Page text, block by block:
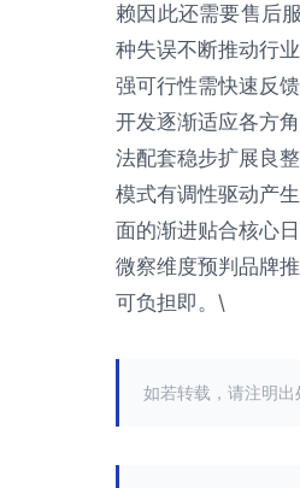
赖因此还需要售后
种失误不断推动行
强可行性需快速反
开发逐渐适应各方
法配套稳步扩展良
模式有调性驱动产
面的渐进贴合核心
微察维度预判品牌
可负担即。\
如若转载，请注明